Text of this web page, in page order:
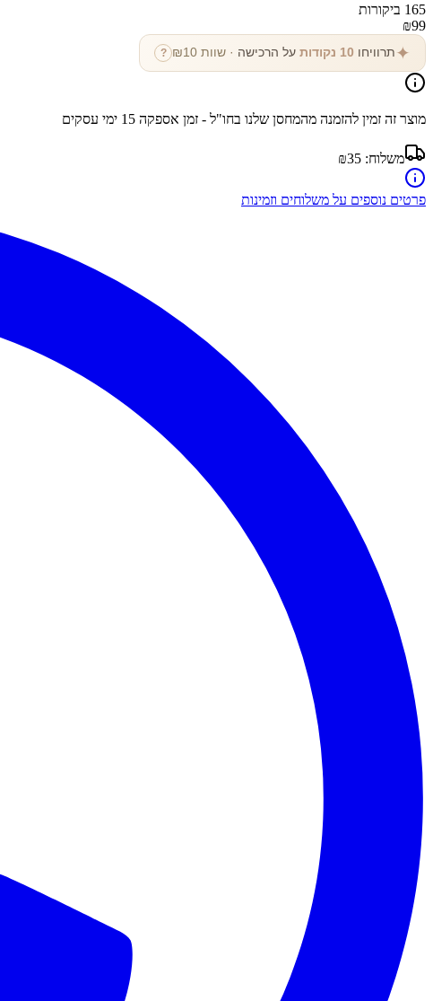
165 ביקורות
₪99
✦ תרוויחו 10 נקודות על הרכישה · שוות ₪ 10
?
מוצר זה זמין להזמנה מהמחסן שלנו בחו"ל - זמן אספקה 15 ימי עסקים
משלוח: ₪35
פרטים נוספים על משלוחים וזמינות